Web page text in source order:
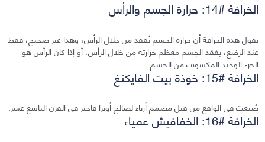
الخرافة #14: حرارة الجسم والرأس
تقول هذه الخرافة أن حرارة الجسم تُفقد من خلال الرأس، وهذا غير صحيح، فقط
عند الرضع، يفقد الجسم معظم حرارته من خلال الرأس، أو إذا كان الرأس هو
الجزء الوحيد المكشوف من الجسم.
الخرافة #15: خوذة بيت الفايكنغ
صُنعت في الواقع من قِبل مصمم أزياء لصالح أوبرا فاجنر في القرن التاسع عشر.
الخرافة #16: الخفافيش عمياء